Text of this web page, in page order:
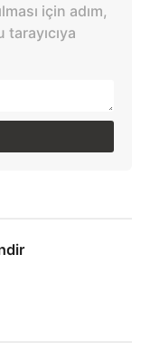
için adım,